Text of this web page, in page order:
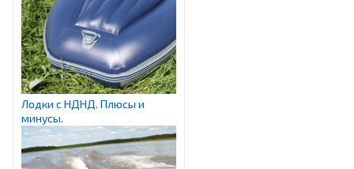
Лодки с НДНД. Плюсы и
минусы.